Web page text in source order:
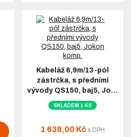
Kabeláž 6,9m/13-pól
zástrčka, s předními
vývody QS150, baj5, Jo…
SKLADEM 1 KS
1 638,00 Kč s DPH